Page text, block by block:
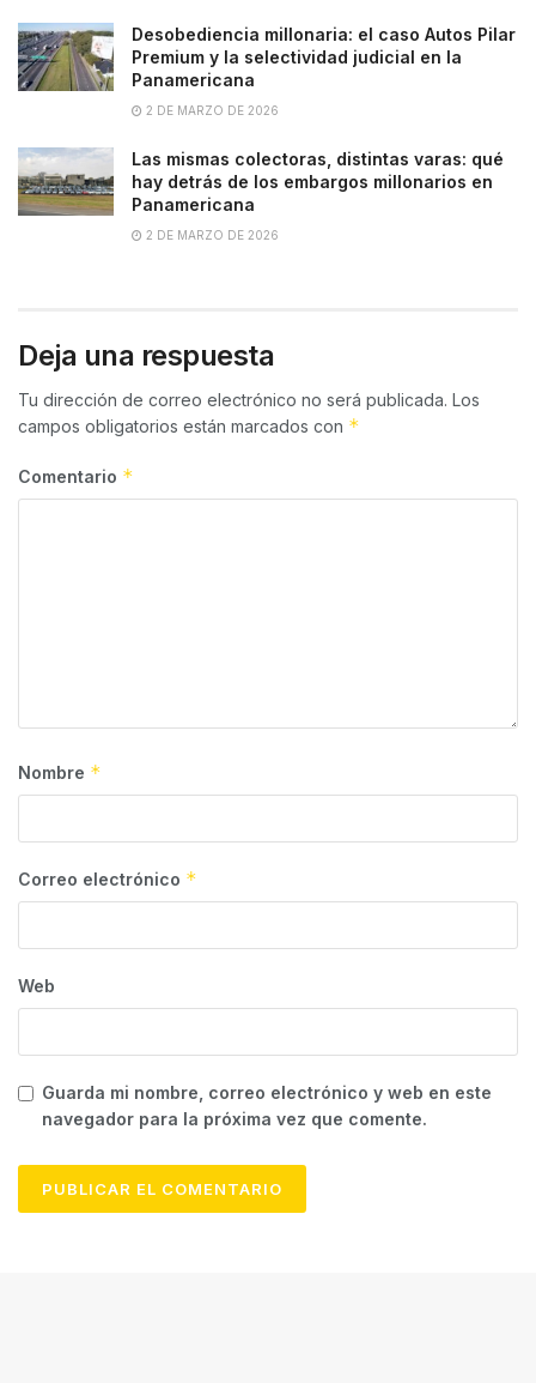
Desobediencia millonaria: el caso Autos Pilar
Premium y la selectividad judicial en la
Panamericana
2 DE MARZO DE 2026
Las mismas colectoras, distintas varas: qué
hay detrás de los embargos millonarios en
Panamericana
2 DE MARZO DE 2026
Deja una respuesta
Tu dirección de correo electrónico no será publicada. Los
campos obligatorios están marcados con *
Comentario *
Nombre *
Correo electrónico *
Web
Guarda mi nombre, correo electrónico y web en este
navegador para la próxima vez que comente.